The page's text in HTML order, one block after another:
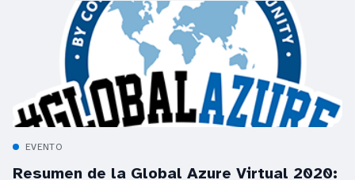
EVENTO
Resumen de la Global Azure Virtual 2020: